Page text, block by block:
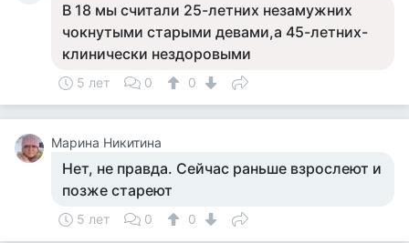
В 18 мы считали 25-летних незамужних
чокнутыми старыми девами,а 45-летних-
клинически нездоровыми
5 лет 0 0
Марина Никитина
Нет, не правда. Сейчас раньше взрослеют и
позже стареют
5 лет 0 0